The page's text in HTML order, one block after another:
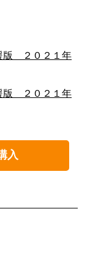
版 ２０２１年
版 ２０２１年
入